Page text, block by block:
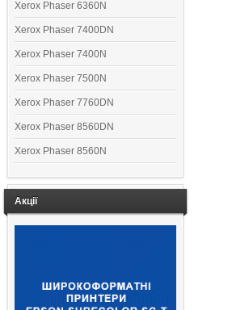
Xerox Phaser 6360N
Xerox Phaser 7400DN
Xerox Phaser 7400N
Xerox Phaser 7500N
Xerox Phaser 7760DN
Xerox Phaser 8560DN
Xerox Phaser 8560N
Акції